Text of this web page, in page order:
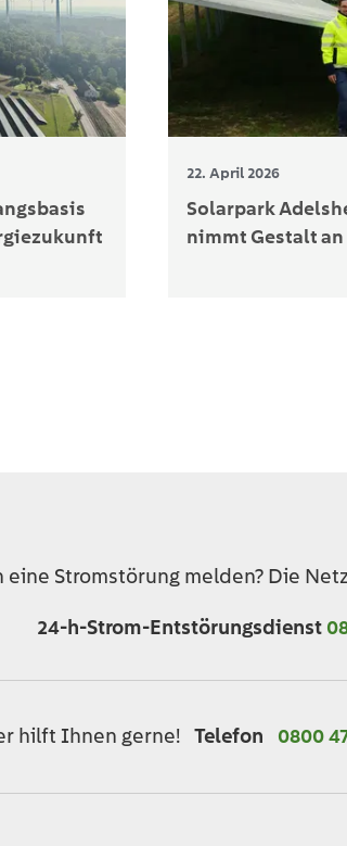
22. April 2026
Solarpark
nimmt Gestalt an
eine Stromstörung melden? Die
24-h-Strom-Entstörungsdienst
hilft Ihnen gerne! Telefon 0800